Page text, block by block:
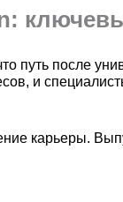
после
и
карьеры.